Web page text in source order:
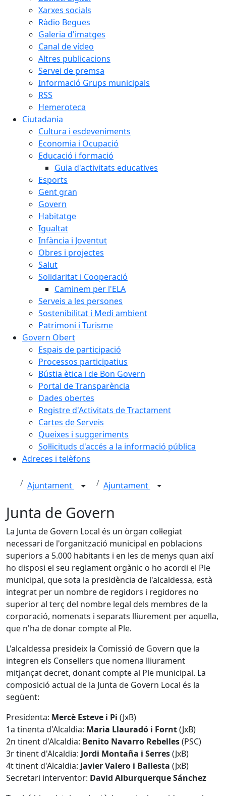
Xarxes socials
Ràdio Begues
Galeria d'imatges
Canal de vídeo
Altres publicacions
Servei de premsa
Informació Grups municipals
RSS
Hemeroteca
Ciutadania
Cultura i esdeveniments
Economia i Ocupació
Educació i formació
Guia d'activitats educatives
Esports
Gent gran
Govern
Habitatge
Igualtat
Infància i Joventut
Obres i projectes
Salut
Solidaritat i Cooperació
Caminem per l'ELA
Serveis a les persones
Sostenibilitat i Medi ambient
Patrimoni i Turisme
Govern Obert
Espais de participació
Processos participatius
Bústia ètica i de Bon Govern
Portal de Transparència
Dades obertes
Registre d'Activitats de Tractament
Cartes de Serveis
Queixes i suggeriments
Sol·licituds d'accés a la informació pública
Adreces i telèfons
Ajuntament Ajuntament
Junta de Govern
La Junta de Govern Local és un òrgan col·legiat
necessari de l'organització municipal en poblacions
superiors a 5.000 habitants i en les de menys quan així
ho disposi el seu reglament orgànic o ho acordi el Ple
municipal, que sota la presidència de l'alcaldessa, està
integrat per un nombre de regidors i regidores no
superior al terç del nombre legal dels membres de la
corporació, nomenats i separats lliurement per aquella,
que n'ha de donar compte al Ple.
L'alcaldessa presideix la Comissió de Govern que la
integren els Consellers que nomena lliurament
mitjançat decret, donant compte al Ple municipal. La
composició actual de la Junta de Govern Local és la
següent:
Presidenta: Mercè Esteve i Pi (JxB)
1a tinenta d'Alcaldia: Maria Llauradó i Fornt(JxB)
2n tinent d'Alcaldia: Benito Navarro Rebelles(PSC)
3r tinent d'Alcaldia: Jordi Montaña i Serres(JxB)
4t tinent d'Alcaldia: Javier Valero i Ballesta (JxB)
Secretari interventor: David Alburquerque Sánchez